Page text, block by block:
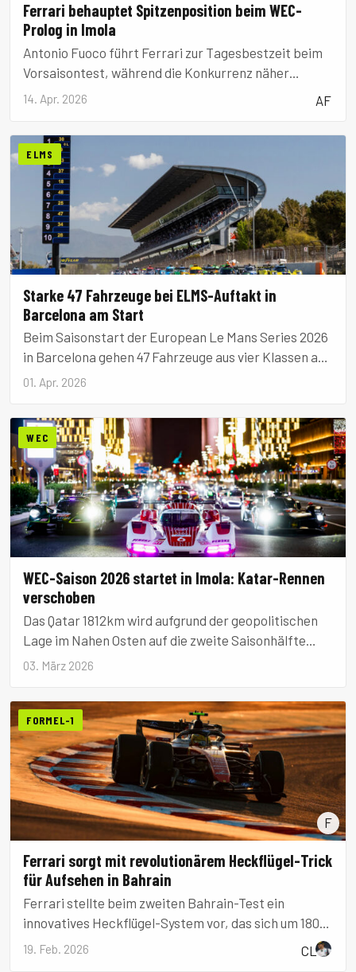
Ferrari behauptet Spitzenposition beim WEC-
Prolog in Imola
Antonio Fuoco führt Ferrari zur Tagesbestzeit beim
Vorsaisontest, während die Konkurrenz näher
heranrückt.
14. Apr. 2026 AF
ELMS
Starke 47 Fahrzeuge bei ELMS-Auftakt in
Barcelona am Start
Beim Saisonstart der European Le Mans Series 2026
in Barcelona gehen 47 Fahrzeuge aus vier Klassen an
den Start.
01. Apr. 2026
WEC
WEC-Saison 2026 startet in Imola: Katar-Rennen
verschoben
Das Qatar 1812km wird aufgrund der geopolitischen
Lage im Nahen Osten auf die zweite Saisonhälfte
verlegt. Die Langstrecken-WM beginnt nun in Imola.
03. März 2026
FORMEL-1
F
Ferrari sorgt mit revolutionärem Heckflügel-Trick
für Aufsehen in Bahrain
Ferrari stellte beim zweiten Bahrain-Test ein
innovatives Heckflügel-System vor, das sich um 180
Grad drehen kann. Trotz technischer Probleme
19. Feb. 2026 CL